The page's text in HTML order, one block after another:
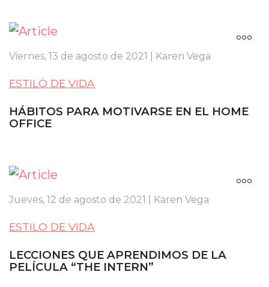
Viernes, 13 de agosto de 2021 | Karen Vega
ESTILO DE VIDA
HÁBITOS PARA MOTIVARSE EN EL HOME
OFFICE
Jueves, 12 de agosto de 2021 | Karen Vega
ESTILO DE VIDA
LECCIONES QUE APRENDIMOS DE LA
PELÍCULA “THE INTERN”